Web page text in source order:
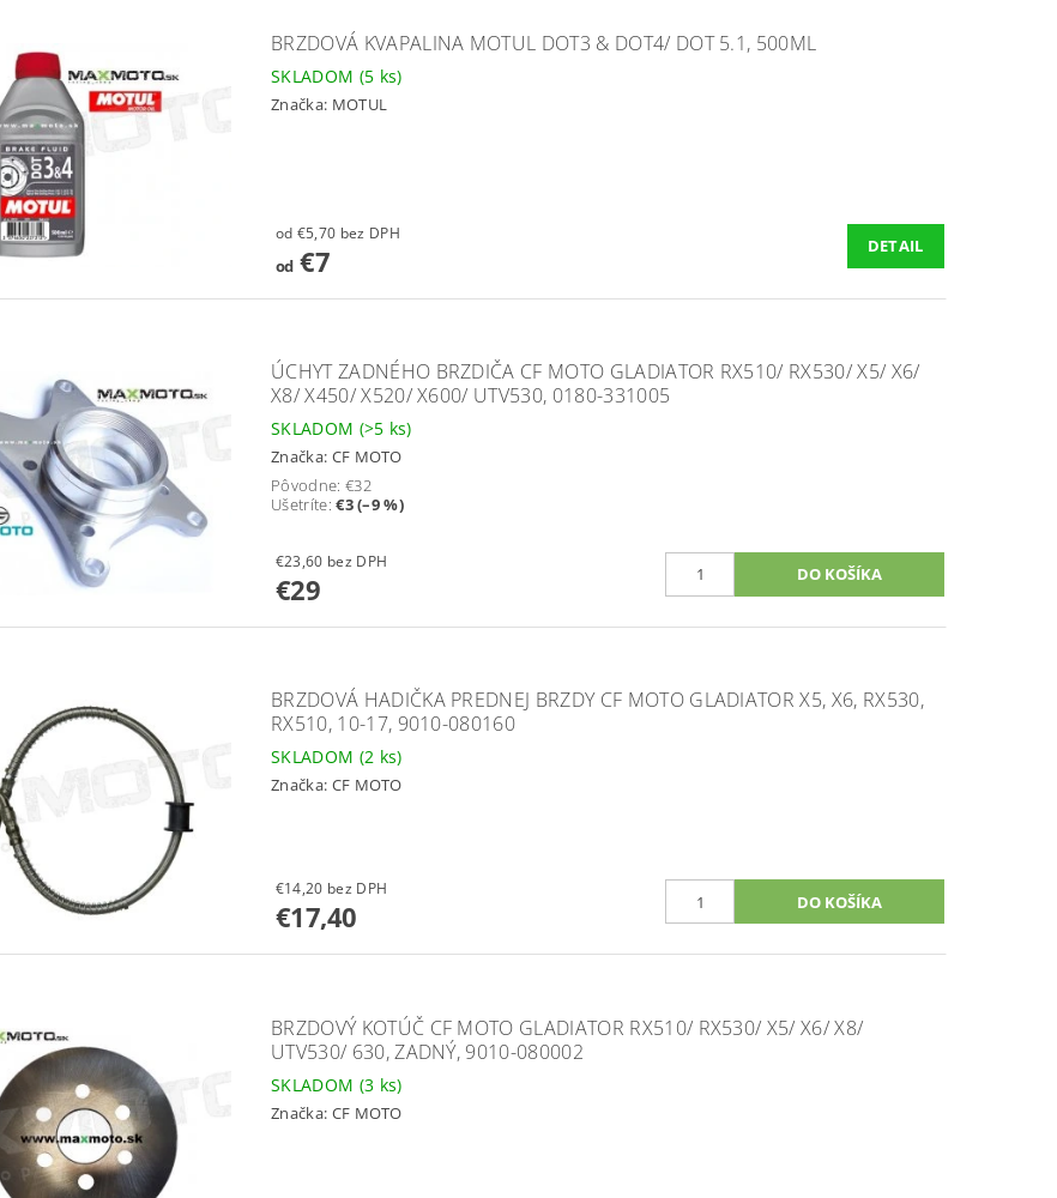
BRZDOVÁ KVAPALINA MOTUL DOT3 & DOT4/ DOT 5.1, 500ML
SKLADOM (5 ks)
Značka: MOTUL
od €5,70 bez DPH
od€7 DETAIL
ÚCHYT ZADNÉHO BRZDIČA CF MOTO GLADIATOR RX510/ RX530/ X5/ X6/
X8/ X450/ X520/ X600/ UTV530, 0180-331005
SKLADOM (>5 ks)
Značka: CF MOTO
Pôvodne: €32
Ušetríte:€3 (–9 %)
€23,60 bez DPH
€29
BRZDOVÁ HADIČKA PREDNEJ BRZDY CF MOTO GLADIATOR X5, X6, RX530,
RX510, 10-17, 9010-080160
SKLADOM (2 ks)
Značka: CF MOTO
€14,20 bez DPH
€17,40
BRZDOVÝ KOTÚČ CF MOTO GLADIATOR RX510/ RX530/ X5/ X6/ X8/
UTV530/ 630, ZADNÝ, 9010-080002
SKLADOM (3 ks)
Značka: CF MOTO